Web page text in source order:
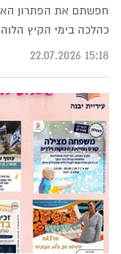
חפשתם את הפתרון
כהלכה בימי הקיץ
15:18 22.07.2026